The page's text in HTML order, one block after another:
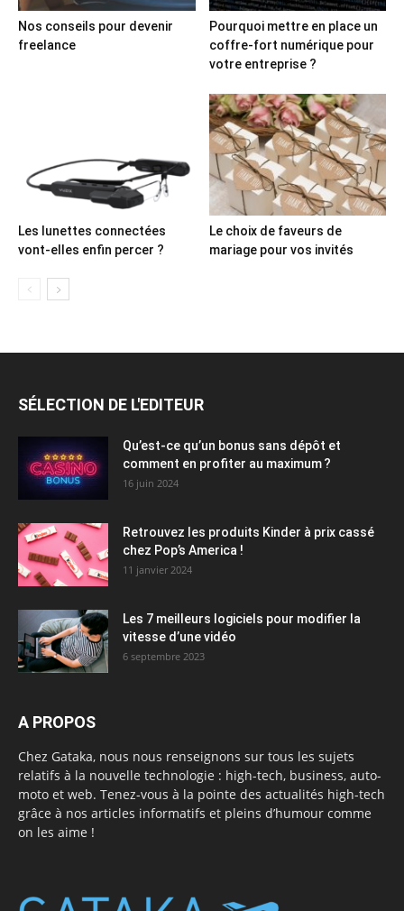
Nos conseils pour devenir
freelance
Pourquoi mettre en place un
coffre-fort numérique pour
votre entreprise ?
Les lunettes connectées
vont-elles enfin percer ?
Le choix de faveurs de
mariage pour vos invités
SÉLECTION DE L'EDITEUR
Qu’est-ce qu’un bonus sans dépôt et
comment en profiter au maximum ?
16 juin 2024
Retrouvez les produits Kinder à prix cassé
chez Pop’s America !
11 janvier 2024
Les 7 meilleurs logiciels pour modifier la
vitesse d’une vidéo
6 septembre 2023
A PROPOS
Chez Gataka, nous nous renseignons sur tous les sujets
relatifs à la nouvelle technologie : high-tech, business, auto-
moto et web. Tenez-vous à la pointe des actualités high-tech
grâce à nos articles informatifs et pleins d’humour comme
on les aime !